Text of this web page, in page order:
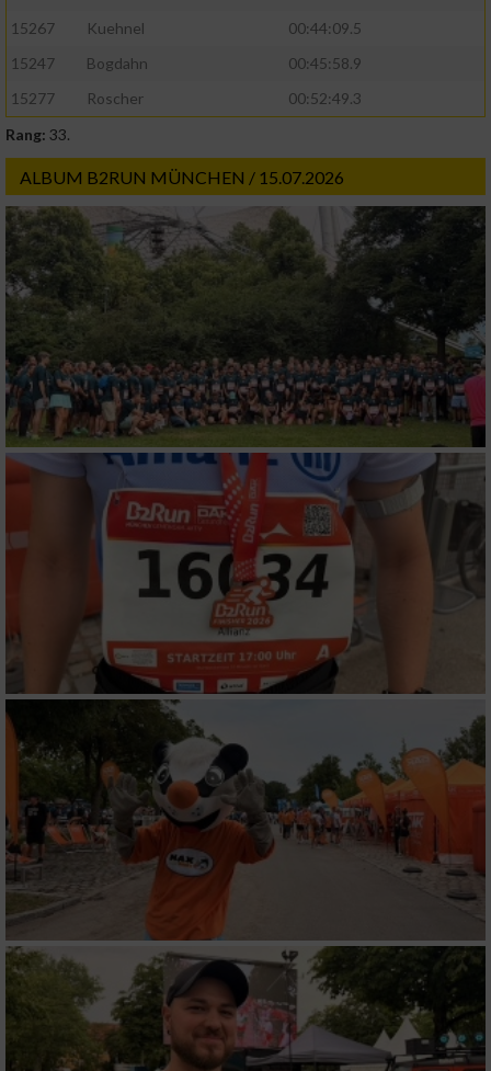
15267
Kuehnel
00:44:09.5
15247
Bogdahn
00:45:58.9
15277
Roscher
00:52:49.3
Rang: 33.
ALBUM B2RUN MÜNCHEN / 15.07.2026